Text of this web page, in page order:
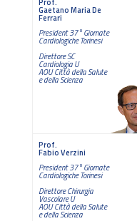
Gaetano Maria De
Ferrari
President 37° Giornate
Cardiologiche Torinesi
Direttore SC
Cardiologia U
AOU Città della Salute
e della Scienza
Prof.
Fabio Verzini
President 37° Giornate
Cardiologiche Torinesi
Direttore Chirurgia
Vascolare U
AOU Città della Salute
e della Scienza